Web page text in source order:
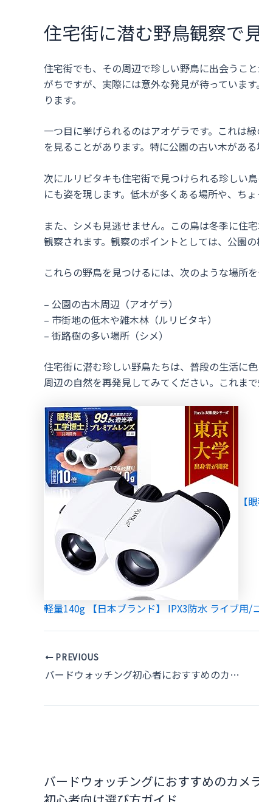
住宅街に潜む野鳥観察で
住宅街でも、その周辺で珍しい野鳥に出会うこ
がちですが、実際には意外な発見が待っていま
ります。
一つ目に挙げられるのはアオゲラです。これは
を見ることがあります。特に公園の古い木があ
次にルリビタキも住宅街で見つけられる珍しい
にも姿を現します。低木が多くある場所や、ち
また、シメも見逃せません。この鳥は冬季に住
観察されます。観察のポイントとしては、公園
これらの野鳥を見つけるには、次のような場所を
– 公園の古木周辺（アオゲラ）
– 市街地の低木や雑木林（ルリビタキ）
– 街路樹の多い場所（シメ）
住宅街に潜む珍しい野鳥たちは、普段の生活に
周辺の自然を再発見してみてください。これま
【
軽量140g 【日本ブランド】 IPX3防水 ライブ
Post
navigation
PREVIOUS
バードウォッチング初心者におすすめのカフェとその魅力
バードウォッチングにおすすめのカメ